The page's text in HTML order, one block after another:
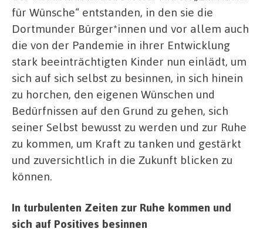
für Wünsche“ entstanden, in den sie die
Dortmunder Bürger*innen und vor allem auch
die von der Pandemie in ihrer Entwicklung
stark beeinträchtigten Kinder nun einlädt, um
sich auf sich selbst zu besinnen, in sich hinein
zu horchen, den eigenen Wünschen und
Bedürfnissen auf den Grund zu gehen, sich
seiner Selbst bewusst zu werden und zur Ruhe
zu kommen, um Kraft zu tanken und gestärkt
und zuversichtlich in die Zukunft blicken zu
können.
In turbulenten Zeiten zur Ruhe kommen und
sich auf Positives besinnen